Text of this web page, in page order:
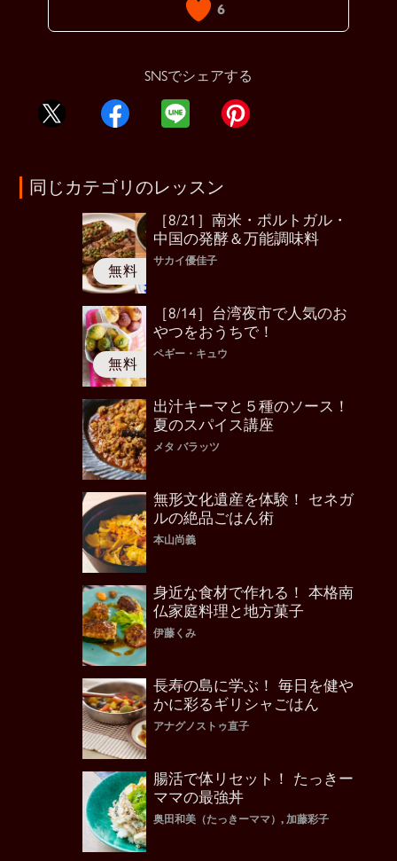
6
SNSでシェアする
同じカテゴリのレッスン
［8/21］南米・ポルトガル・
中国の発酵＆万能調味料
サカイ優佳子
［8/14］台湾夜市で人気のお
やつをおうちで！
ペギー・キュウ
出汁キーマと５種のソース！
夏のスパイス講座
メタ バラッツ
無形文化遺産を体験！ セネガ
ルの絶品ごはん術
本山尚義
身近な食材で作れる！ 本格南
仏家庭料理と地方菓子
伊藤くみ
長寿の島に学ぶ！ 毎日を健や
かに彩るギリシャごはん
アナグノストゥ直子
腸活で体リセット！ たっきー
ママの最強丼
奥田和美（たっきーママ）, 加藤彩子